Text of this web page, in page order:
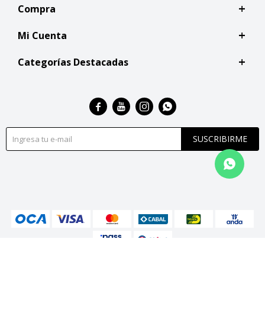
Compra
Mi Cuenta
Categorías Destacadas
SUSCRIBIRME
   